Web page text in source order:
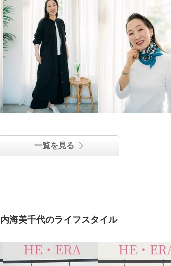
一覧を見る
内海美千代のライフスタイル